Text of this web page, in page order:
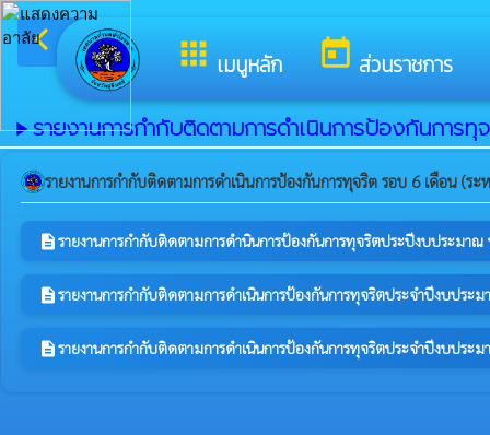
apps เมนูหลัก today ส่วนราชการ
arrow_back_ios กลับเมนูหลัก
play_arrowรายงานการกำกับติดตามการดำเนินการป้องกันการ
รายงานการกำกับติดตามการดำเนินการป้องกันการทุจริต รอบ 6 เดือน (ร
descriptionรายงานการกำกับติดตามการดำนินการป้องกันการทุจริตประปีงบประม
descriptionรายงานการกำกับติดตามการดำเนินการป้องกันการทุจริตประจำปีงบป
descriptionรายงานการกำกับติดตามการดำเนินการป้องกันการทุจริตประจำปีงบป